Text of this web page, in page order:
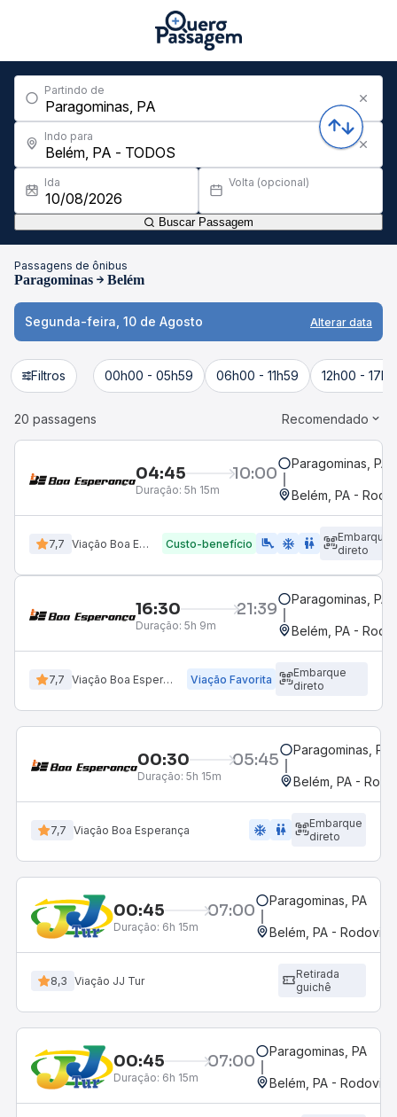
Partindo de
Indo para
Ida Volta (opcional)
Buscar Passagem
Passagens de ônibus
Paragominas Belém
Segunda-feira, 10 de Agosto Alterar data
Filtros 00h00 - 05h59 06h00 - 11h59 12h00 -
20 passagens Recomendado
04:45 10:00
Duração: 5h 15m
Paragominas, PA
Belém, PA -
7,7 Viação Boa Esperança Custo-benefício airline_seat_legroom_extra ac_unit wc
Embarque
direto
16:30 21:39
Duração: 5h 9m
Paragominas, PA
Belém, PA -
7,7 Viação Boa Esperança Viação Favorita
Embarque
direto
00:30 05:45
Duração: 5h 15m
Paragominas, PA
Belém, PA -
7,7 Viação Boa Esperança ac_unit wc
Embarque
direto
00:45 07:00
Duração: 6h 15m
Paragominas, PA
Belém, PA -
8,3 Viação JJ Tur
Retirada
guichê
00:45 07:00
Duração: 6h 15m
Paragominas, PA
Belém, PA -